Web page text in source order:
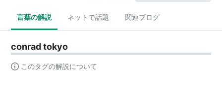
言葉の解説 ネットで話題 関連ブログ
conrad tokyo
このタグの解説について